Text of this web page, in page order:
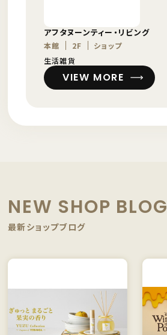
アフタヌーンティー・リビング
本館 2F
ショップ
生活雑貨
VIEW MORE
NEW SHOP BLOG
最新ショップブログ